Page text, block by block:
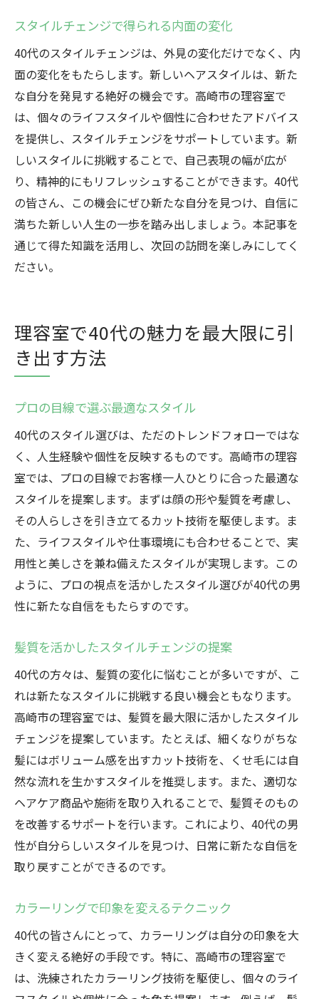
スタイルチェンジで得られる内面の変化
40代のスタイルチェンジは、外見の変化だけでなく、内
面の変化をもたらします。新しいヘアスタイルは、新た
な自分を発見する絶好の機会です。高崎市の理容室で
は、個々のライフスタイルや個性に合わせたアドバイス
を提供し、スタイルチェンジをサポートしています。新
しいスタイルに挑戦することで、自己表現の幅が広が
り、精神的にもリフレッシュすることができます。40代
の皆さん、この機会にぜひ新たな自分を見つけ、自信に
満ちた新しい人生の一歩を踏み出しましょう。本記事を
通じて得た知識を活用し、次回の訪問を楽しみにしてく
ださい。
理容室で40代の魅力を最大限に引
き出す方法
プロの目線で選ぶ最適なスタイル
40代のスタイル選びは、ただのトレンドフォローではな
く、人生経験や個性を反映するものです。高崎市の理容
室では、プロの目線でお客様一人ひとりに合った最適な
スタイルを提案します。まずは顔の形や髪質を考慮し、
その人らしさを引き立てるカット技術を駆使します。ま
た、ライフスタイルや仕事環境にも合わせることで、実
用性と美しさを兼ね備えたスタイルが実現します。この
ように、プロの視点を活かしたスタイル選びが40代の男
性に新たな自信をもたらすのです。
髪質を活かしたスタイルチェンジの提案
40代の方々は、髪質の変化に悩むことが多いですが、こ
れは新たなスタイルに挑戦する良い機会ともなります。
高崎市の理容室では、髪質を最大限に活かしたスタイル
チェンジを提案しています。たとえば、細くなりがちな
髪にはボリューム感を出すカット技術を、くせ毛には自
然な流れを生かすスタイルを推奨します。また、適切な
ヘアケア商品や施術を取り入れることで、髪質そのもの
を改善するサポートを行います。これにより、40代の男
性が自分らしいスタイルを見つけ、日常に新たな自信を
取り戻すことができるのです。
カラーリングで印象を変えるテクニック
40代の皆さんにとって、カラーリングは自分の印象を大
きく変える絶好の手段です。特に、高崎市の理容室で
は、洗練されたカラーリング技術を駆使し、個々のライ